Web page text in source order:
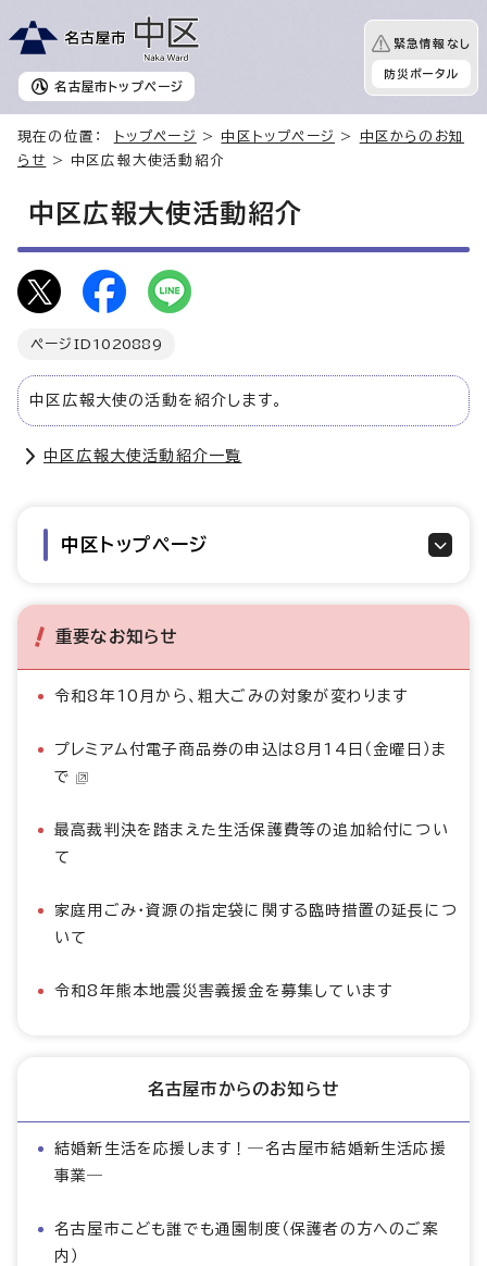
名古屋市 トップページ
緊急情報なし
防災ポータル
現在の位置： トップページ > 中区トップページ >
中区からのお知
らせ
> 中区広報大使活動紹介
中区広報大使活動紹介
ページID 1020889
中区広報大使の活動を紹介します。
中区広報大使活動紹介一覧
中区トップページ
重要なお知らせ
令和8年10月から、粗大ごみの対象が変わります
プレミアム付電子商品券の申込は8月14日（金曜日）ま
で
最高裁判決を踏まえた生活保護費等の追加給付につい
て
家庭用ごみ・資源の指定袋に関する臨時措置の延長につ
いて
令和8年熊本地震災害義援金を募集しています
名古屋市からのお知らせ
結婚新生活を応援します！―名古屋市結婚新生活応援
事業―
名古屋市こども誰でも通園制度（保護者の方へのご案
内）